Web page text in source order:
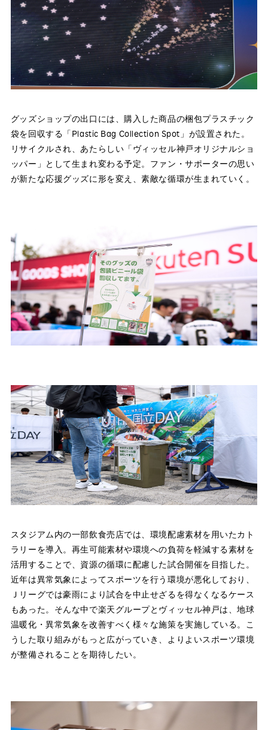
グッズショップの出口には、購入した商品の梱包プラスチック
袋を回収する「Plastic Bag Collection Spot」が設置された。
リサイクルされ、あたらしい「ヴィッセル神戸オリジナルショ
ッパー」として生まれ変わる予定。ファン・サポーターの思い
が新たな応援グッズに形を変え、素敵な循環が生まれていく。
スタジアム内の一部飲食売店では、環境配慮素材を用いたカト
ラリーを導入。再生可能素材や環境への負荷を軽減する素材を
活用することで、資源の循環に配慮した試合開催を目指した。
近年は異常気象によってスポーツを行う環境が悪化しており、
Ｊリーグでは豪雨により試合を中止せざるを得なくなるケース
もあった。そんな中で楽天グループとヴィッセル神戸は、地球
温暖化・異常気象を改善すべく様々な施策を実施している。こ
うした取り組みがもっと広がっていき、よりよいスポーツ環境
が整備されることを期待したい。